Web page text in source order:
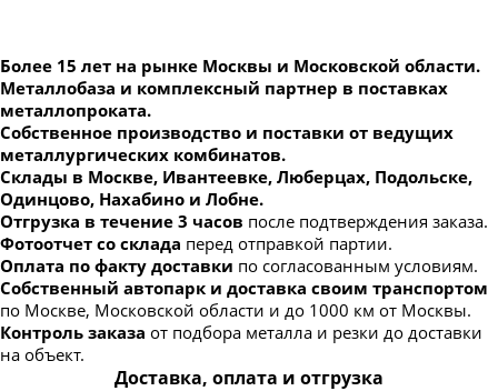
Более 15 лет на рынке Москвы и Московской области.
Металлобаза и комплексный партнер в поставках
металлопроката.
Собственное производство и поставки от ведущих
металлургических комбинатов.
Склады в Москве, Ивантеевке, Люберцах, Подольске,
Одинцово, Нахабино и Лобне.
Отгрузка в течение 3 часов после подтверждения заказа.
Фотоотчет со склада перед отправкой партии.
Оплата по факту доставки по согласованным условиям.
Собственный автопарк и доставка своим транспортом
по Москве, Московской области и до 1000 км от Москвы.
Контроль заказа от подбора металла и резки до доставки
на объект.
Доставка, оплата и отгрузка